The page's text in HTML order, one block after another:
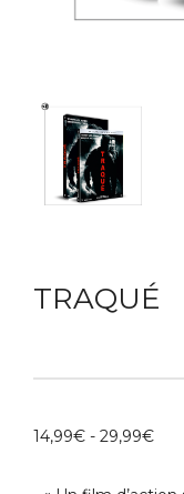
TRAQUÉ
14,99€ - 29,99€